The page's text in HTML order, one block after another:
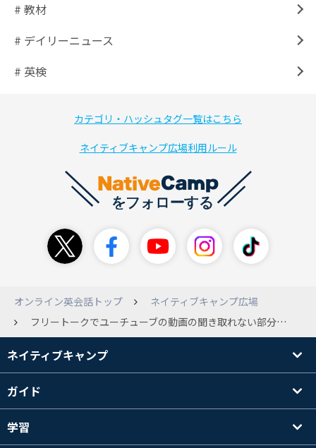
# 教材
# デイリーニュース
# 英検
カテゴリ・ハッシュタグ一覧はこちら
ネイティブキャンプ広場利用ルール
オンライン英会話トップ
ネイティブキャンプ広場
フリートークでユーチューブの動画の聞き取れない部分について質問してもいいでしょうか。
ネイティブキャンプ
ガイド
学習